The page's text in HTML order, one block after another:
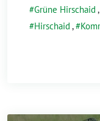
Grüne Hirschaid ,
Hirschaid ,